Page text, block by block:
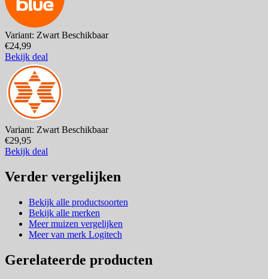
Variant: Zwart Beschikbaar
€24,99
Bekijk deal
Variant: Zwart Beschikbaar
€29,95
Bekijk deal
Verder vergelijken
Bekijk alle productsoorten
Bekijk alle merken
Meer muizen vergelijken
Meer van merk Logitech
Gerelateerde producten